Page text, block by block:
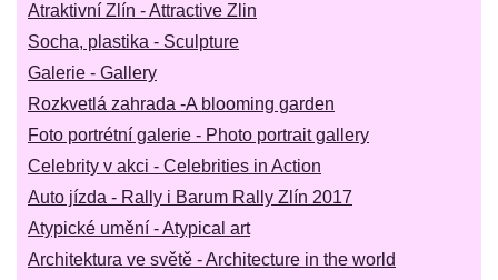
Atraktivní Zlín - Attractive Zlin
Socha, plastika - Sculpture
Galerie - Gallery
Rozkvetlá zahrada -A blooming garden
Foto portrétní galerie - Photo portrait gallery
Celebrity v akci - Celebrities in Action
Auto jízda - Rally i Barum Rally Zlín 2017
Atypické umění - Atypical art
Architektura ve světě - Architecture in the world